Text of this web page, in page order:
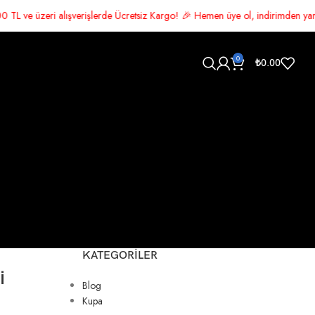
Ücretsiz Kargo! 🎉 Hemen üye ol, indirimden yararlan 🛍️ Şimdi
0 ₺0.00
KATEGORILER
Blog
Kupa